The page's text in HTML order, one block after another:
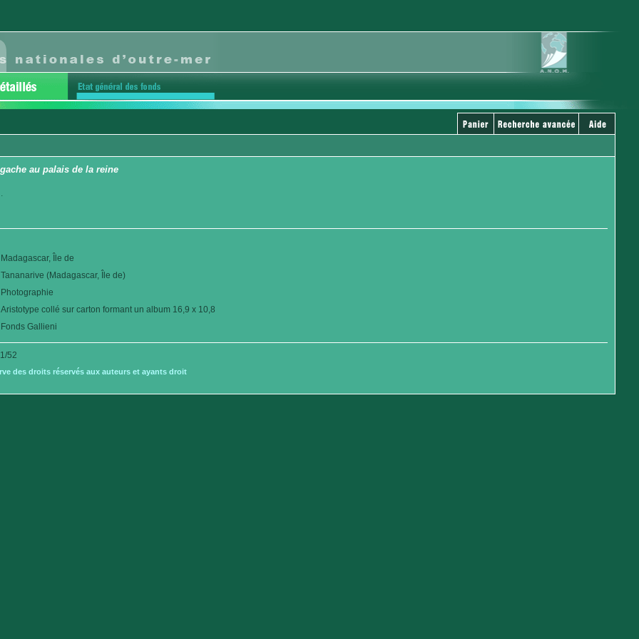
au palais de la reine
Madagascar, Île de
Tananarive (Madagascar, Île de)
Photographie
Aristotype collé sur carton formant un album 16,9 x 10,8
Fonds Gallieni
52
des droits réservés aux auteurs et ayants droit